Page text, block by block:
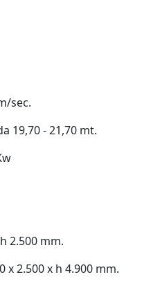
sec.
19,70 - 21,70 mt.
2.500 mm.
2.500 x h 4.900 mm.